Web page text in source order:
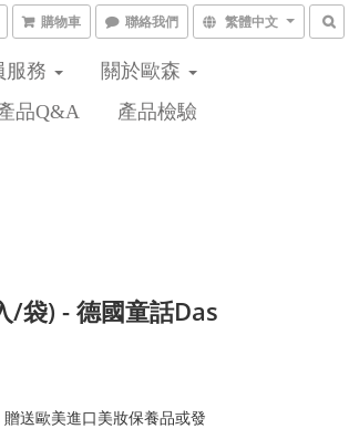
購物車 聯絡我們 繁體中文
服務
關於歐森
品Q&A 產品檢驗
/袋) - 德國童話Das
送歐美進口美妝保養品或發